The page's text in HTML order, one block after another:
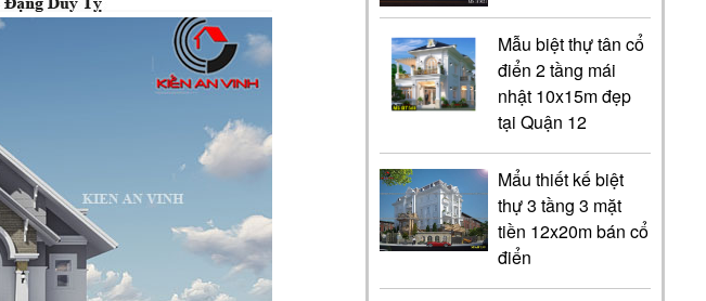
Mẫu biệt thự tân cổ
điển 2 tầng mái
nhật 10x15m đẹp
tại Quận 12
Mẩu thiết kế biệt
thự 3 tầng 3 mặt
tiền 12x20m bán cổ
điển